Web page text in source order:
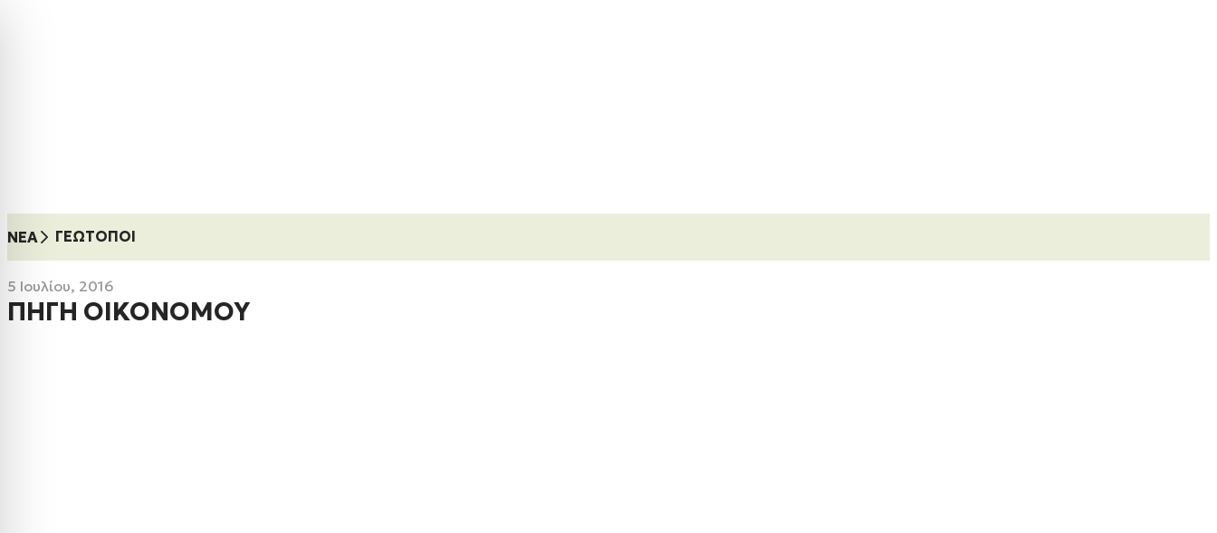
ΝΈΑ ΓΕΏΤΟΠΟΙ
5 Ιουλίου, 2016
ΠΗΓΗ ΟΙΚΟΝΟΜΟΥ